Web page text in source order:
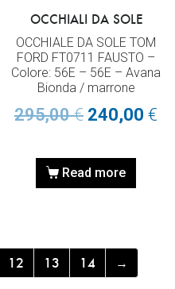
OCCHIALI DA SOLE
OCCHIALE DA SOLE TOM
FORD FT0711 FAUSTO –
Colore: 56E – 56E – Avana
Bionda / marrone
295,00€ 240,00 €
Read more
12 13 14 →